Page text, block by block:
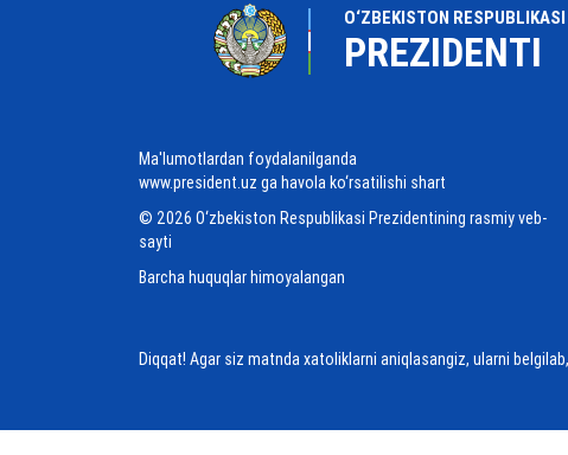
O‘ZBEKISTON RESPUBLIKASI
PREZIDENTI
Ma'lumotlardan foydalanilganda
www.president.uz ga havola ko‘rsatilishi shart
© 2026 O‘zbekiston Respublikasi Prezidentining rasmiy veb-
sayti
Barcha huquqlar himoyalangan
Diqqat! Agar siz matnda xatoliklarni aniqlasangiz, ularni